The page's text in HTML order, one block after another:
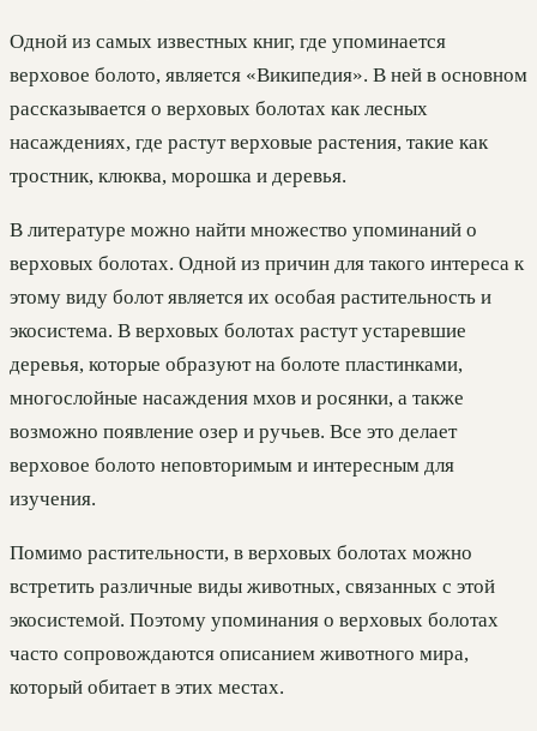
Одной из самых известных книг, где упоминается
верховое болото, является «Википедия». В ней в основном
рассказывается о верховых болотах как лесных
насаждениях, где растут верховые растения, такие как
тростник, клюква, морошка и деревья.
В литературе можно найти множество упоминаний о
верховых болотах. Одной из причин для такого интереса к
этому виду болот является их особая растительность и
экосистема. В верховых болотах растут устаревшие
деревья, которые образуют на болоте пластинками,
многослойные насаждения мхов и росянки, а также
возможно появление озер и ручьев. Все это делает
верховое болото неповторимым и интересным для
изучения.
Помимо растительности, в верховых болотах можно
встретить различные виды животных, связанных с этой
экосистемой. Поэтому упоминания о верховых болотах
часто сопровождаются описанием животного мира,
который обитает в этих местах.